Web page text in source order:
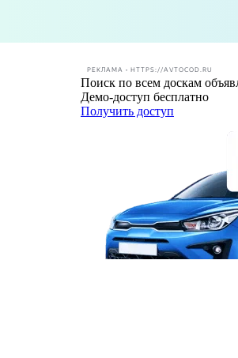
РЕКЛАМА • HTTPS://AVTOCOD.RU